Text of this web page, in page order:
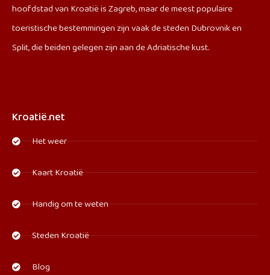
hoofdstad van Kroatië is Zagreb, maar de meest populaire
toeristische bestemmingen zijn vaak de steden Dubrovnik en
Split, die beiden gelegen zijn aan de Adriatische kust.
Kroatië.net
Het weer
Kaart Kroatië
Handig om te weten
Steden Kroatië
Blog